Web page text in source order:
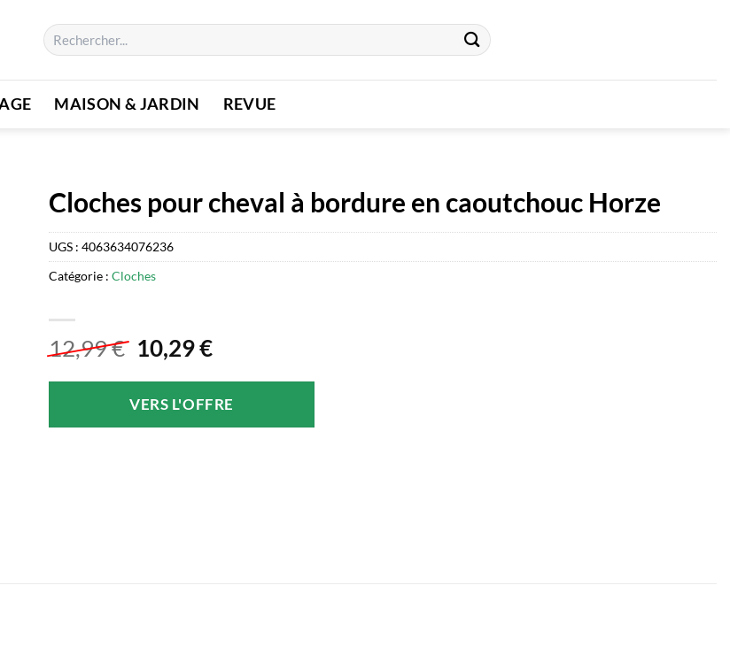
Recherche
pour :
MAISON & JARDIN REVUE
Cloches pour cheval à bordure en caoutchouc Horze
12,99€ Le
initial
était :
10,29€Le
actuel
est :
VERS L'OFFRE
UGS : 4063634076236
Catégorie : Cloches